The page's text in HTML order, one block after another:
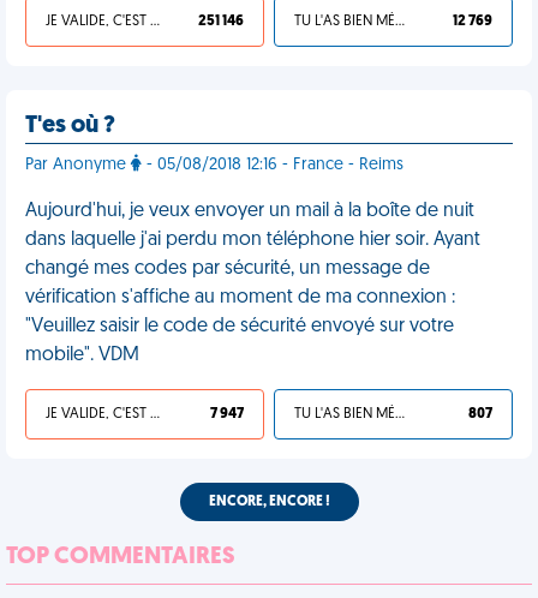
JE VALIDE, C'EST UNE VDM 251 146 TU L'AS BIEN MÉRITÉ 12 769
T'es où ?
Par Anonyme - 05/08/2018 12:16 - France - Reims
Aujourd'hui, je veux envoyer un mail à la boîte de nuit
dans laquelle j'ai perdu mon téléphone hier soir. Ayant
changé mes codes par sécurité, un message de
vérification s'affiche au moment de ma connexion :
"Veuillez saisir le code de sécurité envoyé sur votre
mobile". VDM
JE VALIDE, C'EST UNE VDM 7 947 TU L'AS BIEN MÉRITÉ 807
ENCORE, ENCORE !
TOP COMMENTAIRES